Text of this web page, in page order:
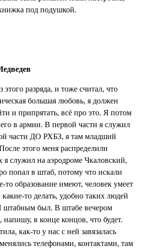
под подушкой.
разряда, и тоже считал, что
большая любовь, я должен
и припрятать, всё про это. Я потом
в армии. В первой части я служил
части ДО РХБЗ, я там младший
этого меня распределили
я служил на аэродроме Чкаловский,
попал в штаб, потому что искали
то образование имеют, человек умеет
то делать, удобно таких людей
штабным был. В штабе вечером
напишу, в конце концов, что будет.
как-то у нас с ней завязалась
телефонами, контактами, там